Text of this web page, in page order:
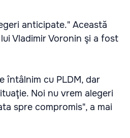
anticipate." Această
Vladimir Voronin şi a fost
întâlnim cu PLDM, dar
Noi nu vrem alegeri
spre compromis", a mai